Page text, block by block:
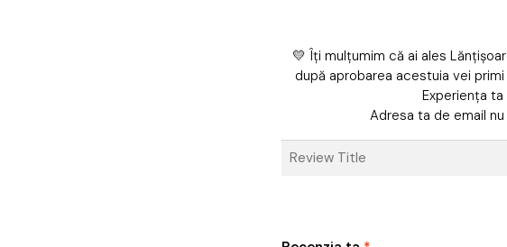
💛 Îți mulțumim că ai ales
după aprobarea acestuia vei
Experiența
Adresa ta de email